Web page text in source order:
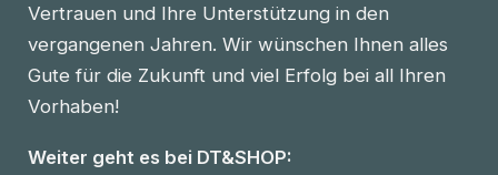
Vertrauen und Ihre Unterstützung in den
vergangenen Jahren. Wir wünschen Ihnen alles
Gute für die Zukunft und viel Erfolg bei all Ihren
Vorhaben!
Weiter geht es bei DT&SHOP: